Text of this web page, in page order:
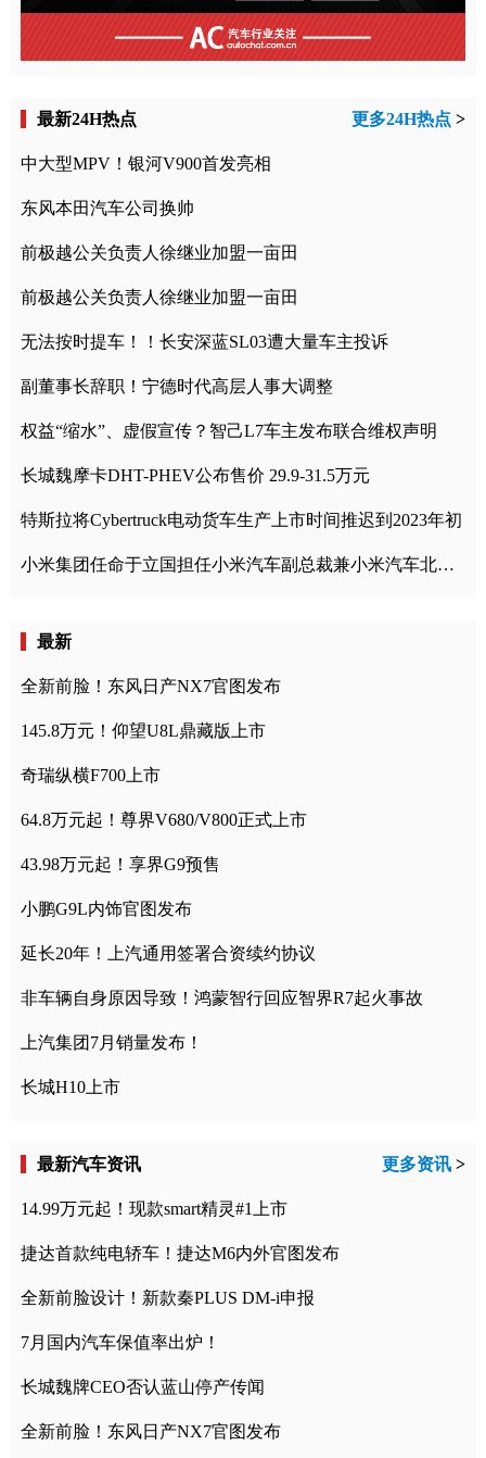
最新24H热点 更多24H热点 >
中大型MPV！银河V900首发亮相
东风本田汽车公司换帅
前极越公关负责人徐继业加盟一亩田
前极越公关负责人徐继业加盟一亩田
无法按时提车！！长安深蓝SL03遭大量车主投诉
副董事长辞职！宁德时代高层人事大调整
权益“缩水”、虚假宣传？智己L7车主发布联合维权声明
长城魏摩卡DHT-PHEV公布售价 29.9-31.5万元
特斯拉将Cybertruck电动货车生产上市时间推迟到2023年初
小米集团任命于立国担任小米汽车副总裁兼小米汽车北京总部政委
最新
全新前脸！东风日产NX7官图发布
145.8万元！仰望U8L鼎藏版上市
奇瑞纵横F700上市
64.8万元起！尊界V680/V800正式上市
43.98万元起！享界G9预售
小鹏G9L内饰官图发布
延长20年！上汽通用签署合资续约协议
非车辆自身原因导致！鸿蒙智行回应智界R7起火事故
上汽集团7月销量发布！
长城H10上市
最新汽车资讯 更多资讯 >
14.99万元起！现款smart精灵#1上市
捷达首款纯电轿车！捷达M6内外官图发布
全新前脸设计！新款秦PLUS DM-i申报
7月国内汽车保值率出炉！
长城魏牌CEO否认蓝山停产传闻
全新前脸！东风日产NX7官图发布